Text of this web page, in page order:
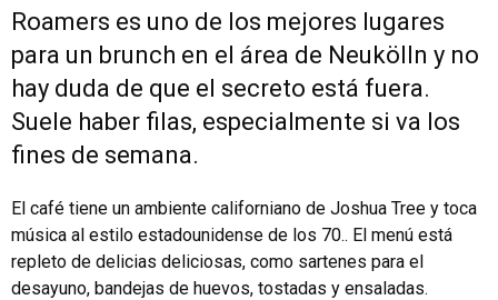
Roamers es uno de los mejores lugares
para un brunch en el área de Neukölln y no
hay duda de que el secreto está fuera.
Suele haber filas, especialmente si va los
fines de semana.
El café tiene un ambiente californiano de Joshua Tree y toca
música al estilo estadounidense de los 70.. El menú está
repleto de delicias deliciosas, como sartenes para el
desayuno, bandejas de huevos, tostadas y ensaladas.